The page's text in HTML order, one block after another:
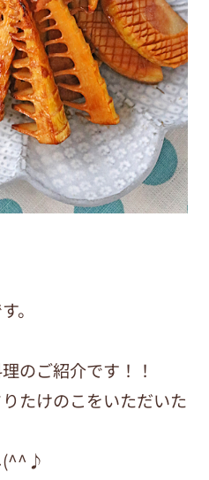
。
のご紹介です！！
たけのこをいただいた
(^^♪